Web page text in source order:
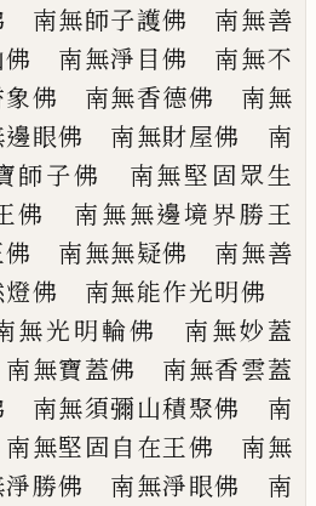
南無師子護佛 南無善
佛 南無淨目佛 南無不
象佛 南無香德佛 南無
眼佛 南無財屋佛 南
師子佛 南無堅固眾生
佛 南無無邊境界勝王
佛 南無無疑佛 南無善
佛 南無能作光明佛
無光明輪佛 南無妙蓋
無寶蓋佛 南無香雲蓋
南無須彌山積聚佛 南
無堅固自在王佛 南無
淨勝佛 南無淨眼佛 南